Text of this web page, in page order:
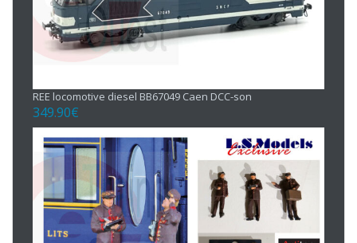
REE locomotive diesel BB67049 Caen DCC-son
349.90€